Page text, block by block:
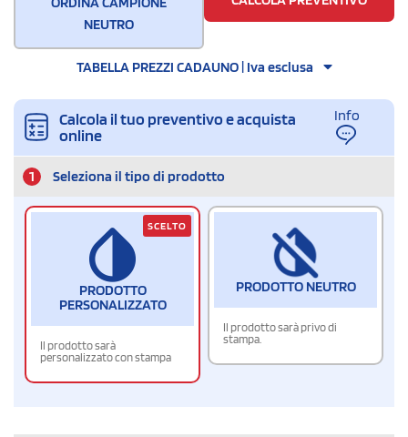
NEUTRO
TABELLA PREZZI CADAUNO | Iva esclusa
Calcola il tuo preventivo e acquista
online
Info
1 Seleziona il tipo di prodotto
PRODOTTO
PERSONALIZZATO
Il prodotto sarà
personalizzato con stampa
SCELTO
PRODOTTO NEUTRO
Il prodotto sarà privo di
stampa.